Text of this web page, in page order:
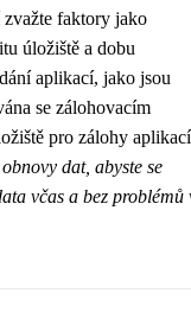
faktory jako
úložiště a dobu
aplikací, jako jsou
se zálohovacím
pro zálohy
dat, abyste se
včas a bez problémů